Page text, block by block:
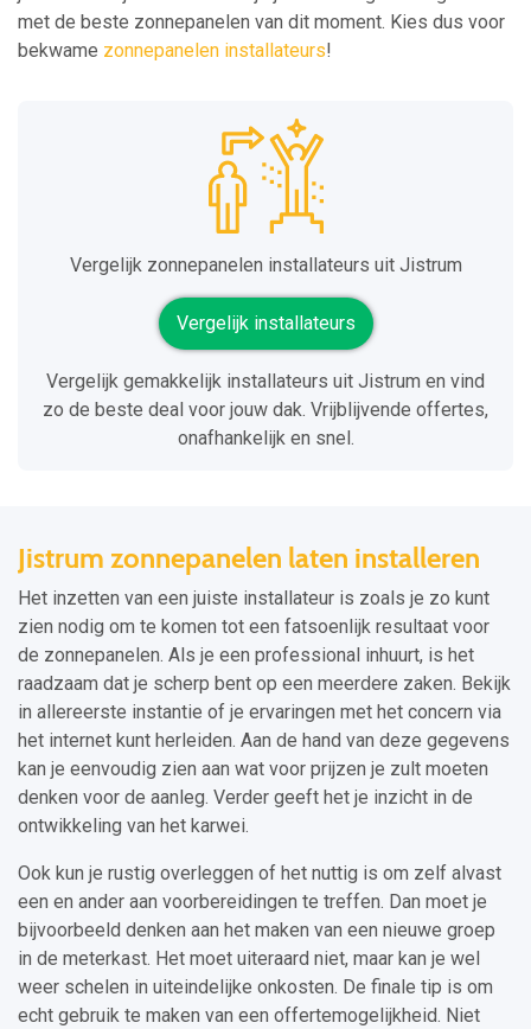
met de beste zonnepanelen van dit moment. Kies dus voor
bekwame zonnepanelen installateurs!
Vergelijk zonnepanelen installateurs uit Jistrum
Vergelijk installateurs
Vergelijk gemakkelijk installateurs uit Jistrum en vind
zo de beste deal voor jouw dak. Vrijblijvende offertes,
onafhankelijk en snel.
Jistrum zonnepanelen laten installeren
Het inzetten van een juiste installateur is zoals je zo kunt
zien nodig om te komen tot een fatsoenlijk resultaat voor
de zonnepanelen. Als je een professional inhuurt, is het
raadzaam dat je scherp bent op een meerdere zaken. Bekijk
in allereerste instantie of je ervaringen met het concern via
het internet kunt herleiden. Aan de hand van deze gegevens
kan je eenvoudig zien aan wat voor prijzen je zult moeten
denken voor de aanleg. Verder geeft het je inzicht in de
ontwikkeling van het karwei.
Ook kun je rustig overleggen of het nuttig is om zelf alvast
een en ander aan voorbereidingen te treffen. Dan moet je
bijvoorbeeld denken aan het maken van een nieuwe groep
in de meterkast. Het moet uiteraard niet, maar kan je wel
weer schelen in uiteindelijke onkosten. De finale tip is om
echt gebruik te maken van een offertemogelijkheid. Niet